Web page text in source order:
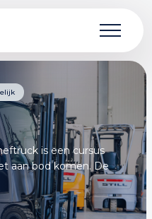
is een cursus
aan bod komen. De